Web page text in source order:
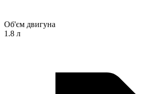
Об'єм двигуна
1.8 л